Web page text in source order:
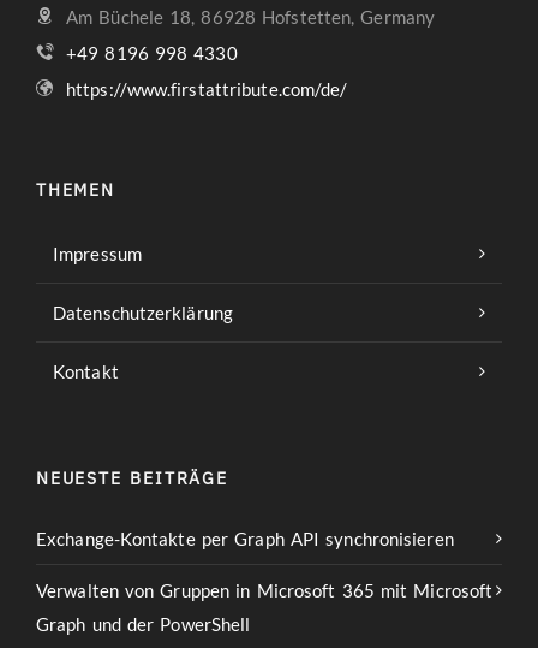
Am Büchele 18, 86928 Hofstetten, Germany
+49 8196 998 4330
https://www.firstattribute.com/de/
THEMEN
Impressum
Datenschutzerklärung
Kontakt
NEUESTE BEITRÄGE
Exchange-Kontakte per Graph API synchronisieren
Verwalten von Gruppen in Microsoft 365 mit Microsoft
Graph und der PowerShell